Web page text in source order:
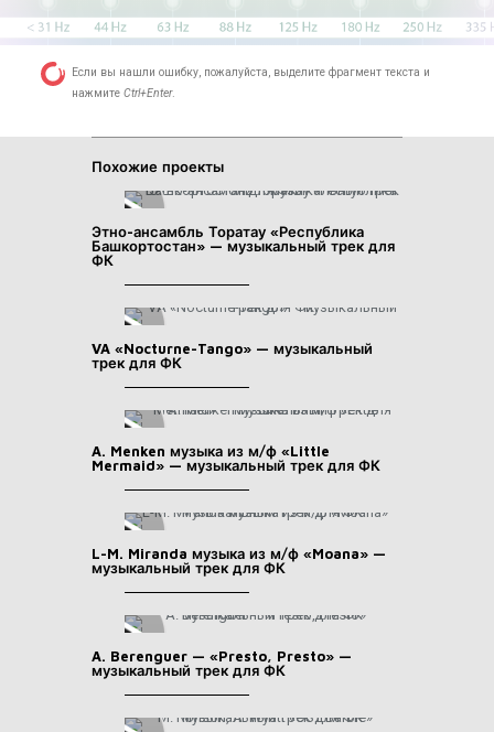
Если вы нашли ошибку, пожалуйста, выделите фрагмент текста и
нажмите Ctrl+Enter.
Похожие проекты
Этно-ансамбль Торатау «Республика
Башкортостан» — музыкальный трек для
ФК
VA «Nocturne-Tango» — музыкальный
трек для ФК
A. Menken музыка из м/ф «Little
Mermaid» — музыкальный трек для ФК
L-M. Miranda музыка из м/ф «Moana» —
музыкальный трек для ФК
A. Berenguer — «Presto, Presto» —
музыкальный трек для ФК